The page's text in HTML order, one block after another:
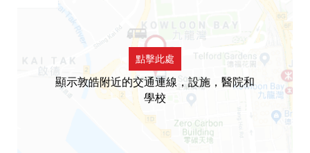
點擊此處
顯示敦皓附近的交通連線，設施，醫院和
學校